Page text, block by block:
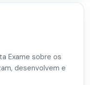
Exame sobre os
desenvolvem e